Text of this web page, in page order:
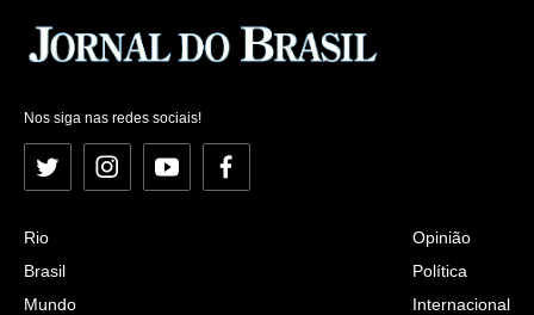
Nos siga nas redes sociais!
Twitter InstagramYouTubeFacebook
Rio
Brasil
Mundo
Opinião
Política
Internacional